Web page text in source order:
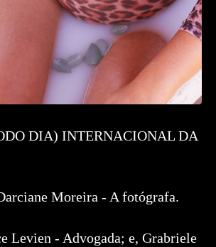
DIA) INTERNACIONAL DA
Moreira - A fotógrafa.
Levien - Advogada; e, Grabriele